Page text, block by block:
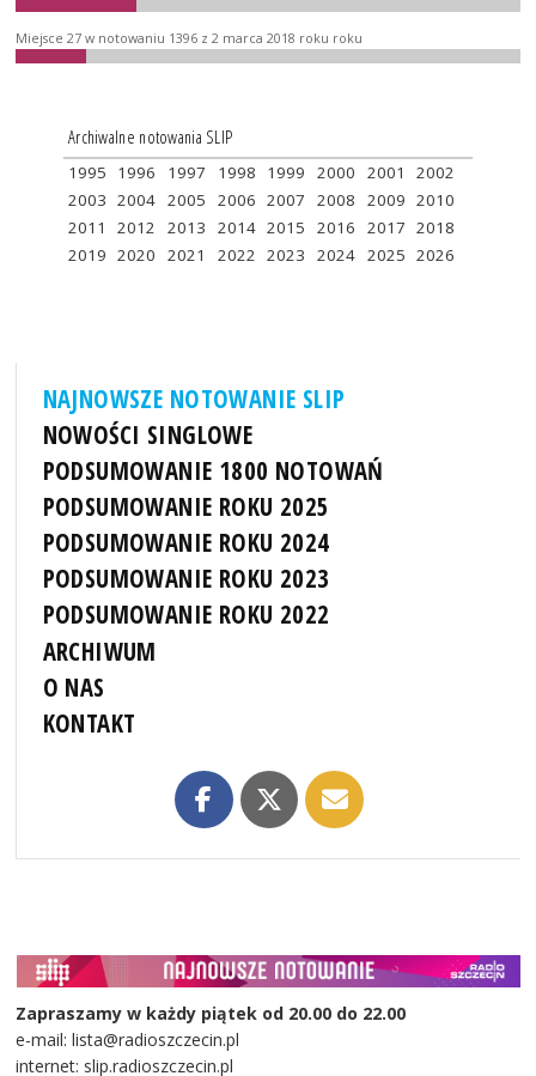
Miejsce 27 w notowaniu 1396 z 2 marca 2018 roku roku
Archiwalne notowania SLIP
1995 1996 1997 1998 1999 2000 2001
2002
2003 2004 2005 2006 2007 2008 2009 2010
2011
2012 2013 2014 2015 2016 2017 2018
2019 2020 2021 2022 2023 2024 2025 2026
NAJNOWSZE NOTOWANIE SLIP
NOWOŚCI SINGLOWE
PODSUMOWANIE 1800 NOTOWAŃ
PODSUMOWANIE ROKU 2025
PODSUMOWANIE ROKU 2024
PODSUMOWANIE ROKU 2023
PODSUMOWANIE ROKU 2022
ARCHIWUM
O NAS
KONTAKT
Zapraszamy w każdy piątek od 20.00 do 22.00
e-mail: lista@radioszczecin.pl
internet: slip.radioszczecin.pl